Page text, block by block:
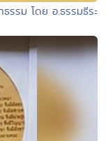
รรม โดย อ.ธรรมธีระ